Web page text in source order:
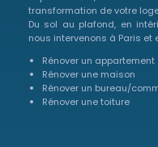
transformation de votre
Du sol au plafond, en
nous intervenons à Paris et
Rénover un appartement
Rénover une maison
Rénover un bureau/
Rénover une toiture